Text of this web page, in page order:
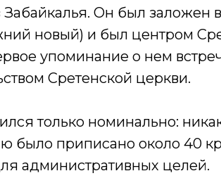
Он был заложен
новый) и был центром
упоминание о нем
Сретенской церкви.
только номинально:
было приписано около 40
административных целей.